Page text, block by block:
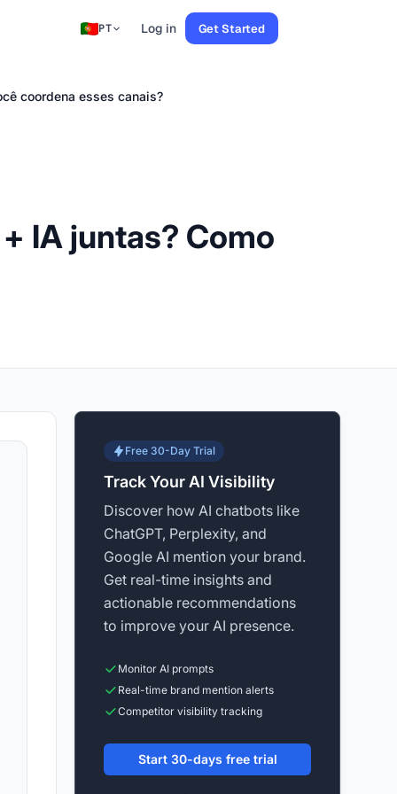
PT Log in Get Started
coordena esses canais?
IA juntas? Como
Free 30-Day Trial
Track Your AI Visibility
Discover how AI chatbots like
ChatGPT, Perplexity, and
Google AI mention your brand.
Get real-time insights and
actionable recommendations
to improve your AI presence.
Monitor AI prompts
Real-time brand mention alerts
Competitor visibility tracking
Start 30-days free trial